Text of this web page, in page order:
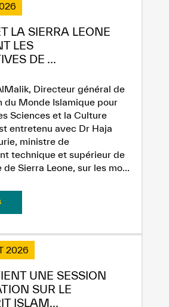
LA SIERRA LEONE
LES
DE ...
Directeur général de
du Monde Islamique pour
Sciences et la Culture
entretenu avec Dr Haja
ministre de
technique et supérieur de
Sierra Leone, sur les mo...
2026
UNE SESSION
SUR LE
ISLAM...